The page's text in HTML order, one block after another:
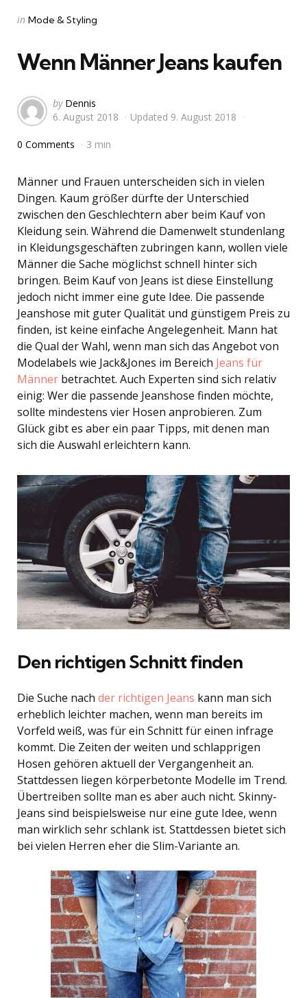
Categories
Posted
in Mode & Styling
Wenn Männer Jeans kaufen
Posted
by
by Dennis
6. August 2018
Updated 9. August 2018
0 Comments 3 min
Männer und Frauen unterscheiden sich in vielen
Dingen. Kaum größer dürfte der Unterschied
zwischen den Geschlechtern aber beim Kauf von
Kleidung sein. Während die Damenwelt stundenlang
in Kleidungsgeschäften zubringen kann, wollen viele
Männer die Sache möglichst schnell hinter sich
bringen. Beim Kauf von Jeans ist diese Einstellung
jedoch nicht immer eine gute Idee. Die passende
Jeanshose mit guter Qualität und günstigem Preis zu
finden, ist keine einfache Angelegenheit. Mann hat
die Qual der Wahl, wenn man sich das Angebot von
Modelabels wie Jack&Jones im Bereich Jeans für
Männer betrachtet. Auch Experten sind sich relativ
einig: Wer die passende Jeanshose finden möchte,
sollte mindestens vier Hosen anprobieren. Zum
Glück gibt es aber ein paar Tipps, mit denen man
sich die Auswahl erleichtern kann.
Den richtigen Schnitt finden
Die Suche nach der richtigen Jeans kann man sich
erheblich leichter machen, wenn man bereits im
Vorfeld weiß, was für ein Schnitt für einen infrage
kommt. Die Zeiten der weiten und schlapprigen
Hosen gehören aktuell der Vergangenheit an.
Stattdessen liegen körperbetonte Modelle im Trend.
Übertreiben sollte man es aber auch nicht. Skinny-
Jeans sind beispielsweise nur eine gute Idee, wenn
man wirklich sehr schlank ist. Stattdessen bietet sich
bei vielen Herren eher die Slim-Variante an.